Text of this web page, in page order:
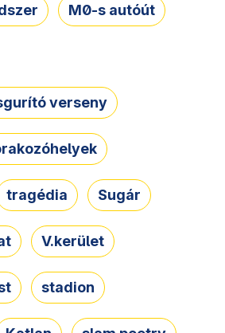
M0-s autóút
verseny
tragédia Sugár
V.kerület
stadion